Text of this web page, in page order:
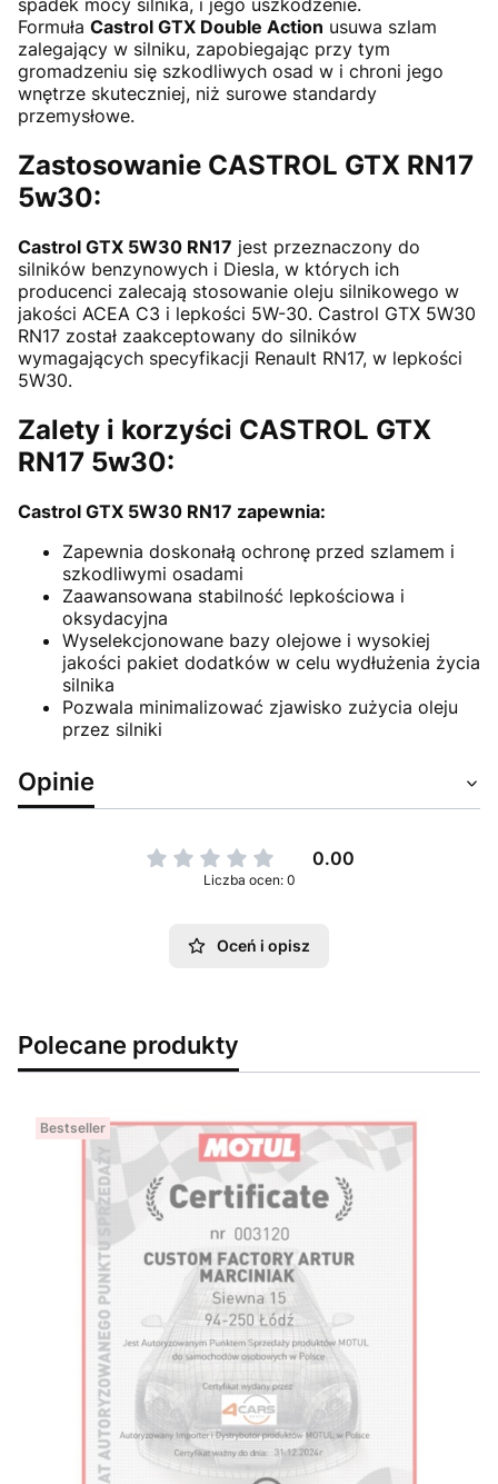
spadek mocy silnika, i jego uszkodzenie.
Formuła Castrol GTX Double Action usuwa szlam
zalegający w silniku, zapobiegając przy tym
gromadzeniu się szkodliwych osad w i chroni jego
wnętrze skuteczniej, niż surowe standardy
przemysłowe.
Zastosowanie CASTROL GTX RN17
5w30:
Castrol GTX 5W30 RN17 jest przeznaczony do
silników benzynowych i Diesla, w których ich
producenci zalecają stosowanie oleju silnikowego w
jakości ACEA C3 i lepkości 5W-30. Castrol GTX 5W30
RN17 został zaakceptowany do silników
wymagających specyfikacji Renault RN17, w lepkości
5W30.
Zalety i korzyści CASTROL GTX
RN17 5w30:
Castrol GTX 5W30 RN17 zapewnia:
Zapewnia doskonałą ochronę przed szlamem i
szkodliwymi osadami
Zaawansowana stabilność lepkościowa i
oksydacyjna
Wyselekcjonowane bazy olejowe i wysokiej
jakości pakiet dodatków w celu wydłużenia życia
silnika
Pozwala minimalizować zjawisko zużycia oleju
przez silniki
Opinie
0.00
Liczba ocen: 0
Oceń i opisz
Polecane produkty
Bestseller